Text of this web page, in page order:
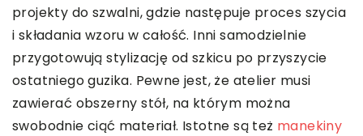
projekty do szwalni, gdzie następuje proces szycia
i składania wzoru w całość. Inni samodzielnie
przygotowują stylizację od szkicu po przyszycie
ostatniego guzika. Pewne jest, że atelier musi
zawierać obszerny stół, na którym można
swobodnie ciąć materiał. Istotne są też manekiny